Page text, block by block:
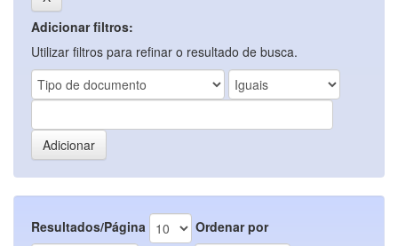
Adicionar filtros:
Utilizar filtros para refinar o resultado de busca.
Resultados/Página Ordenar por